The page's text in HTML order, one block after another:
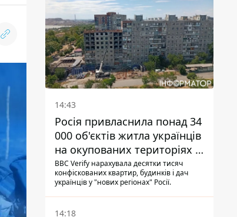
14:43
Росія привласнила понад 34
000 об'єктів житла українців
на окупованих територіях -
розслідування BBC
BBC Verify нарахувала десятки тисяч
конфіскованих квартир, будинків і дач
українців у "нових регіонах" Росії.
14:18